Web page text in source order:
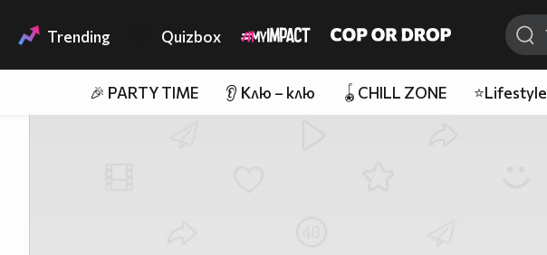
Trending Quizbox
🎉 PARTY TIME 👂 Клю – клю 🪀CHILL ZONE ⭐Lifestyle